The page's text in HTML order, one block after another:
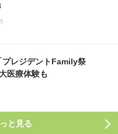
プレジデントFamily祭
医療体験も
と見る